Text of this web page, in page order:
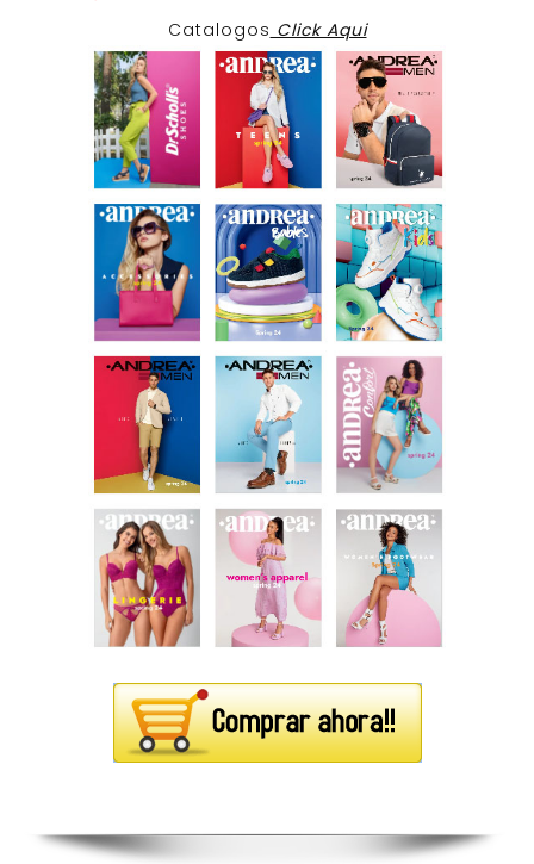
Catalogos Click Aqui